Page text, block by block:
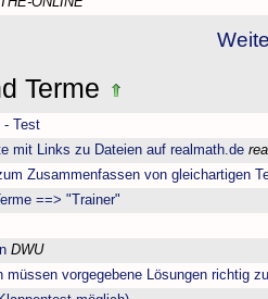
Terme
- Test
mit Links zu Dateien auf realmath.de
Zusammenfassen von gleichartigen
==> "Trainer"
DWU
müssen vorgegebene Lösungen richtig